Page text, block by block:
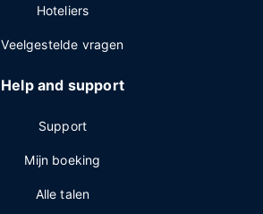
Hoteliers
Veelgestelde vragen
Help and support
Support
Mijn boeking
Alle talen